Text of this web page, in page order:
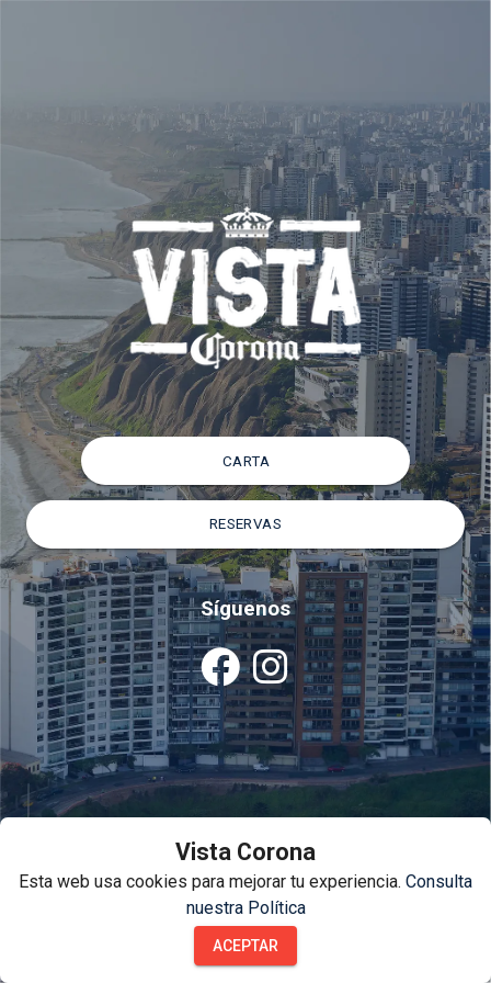
CARTA
RESERVAS
Síguenos
Vista Corona
Esta web usa cookies para mejorar tu experiencia. Consulta
nuestra Política
ACEPTAR